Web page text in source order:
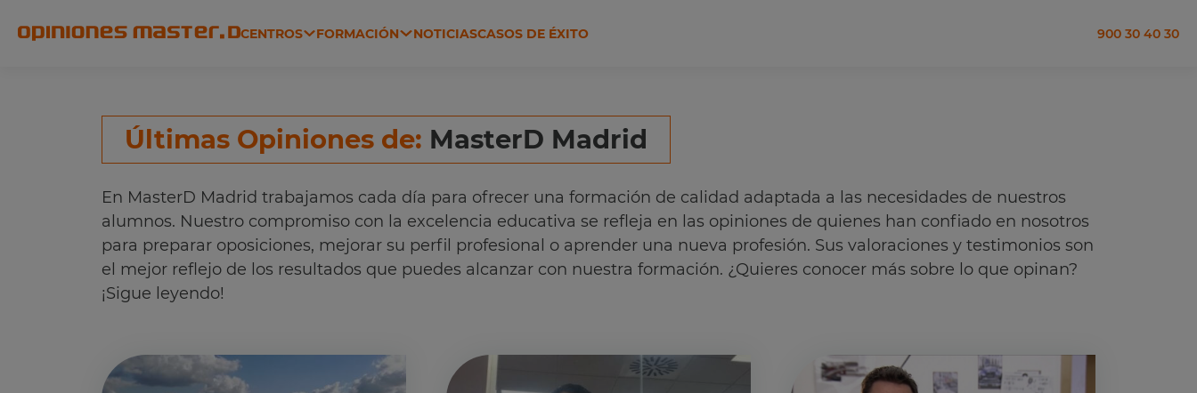
CENTROS FORMACIÓN NOTICIASCASOS DE ÉXITO 900 30 40 30
Últimas Opiniones de: MasterD Madrid
En MasterD Madrid trabajamos cada día para ofrecer una formación de calidad adaptada a las necesidades de nuestros
alumnos. Nuestro compromiso con la excelencia educativa se refleja en las opiniones de quienes han confiado en nosotros
para preparar oposiciones, mejorar su perfil profesional o aprender una nueva profesión. Sus valoraciones y testimonios son
el mejor reflejo de los resultados que puedes alcanzar con nuestra formación. ¿Quieres conocer más sobre lo que opinan?
¡Sigue leyendo!